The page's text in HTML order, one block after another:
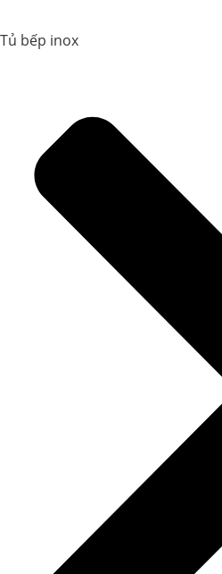
Tủ bếp inox